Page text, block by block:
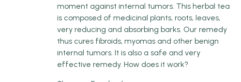
moment against internal tumors. This herbal tea
is composed of medicinal plants, roots, leaves,
very reducing and absorbing barks. Our remedy
thus cures fibroids, myomas and other benign
internal tumors. It is also a safe and very
effective remedy. How does it work?